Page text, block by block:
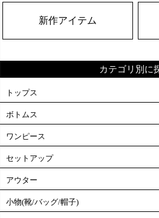
新作アイテム
カテゴリ別に
トップス
ボトムス
ワンピース
セットアップ
アウター
小物(靴/バッグ/帽子)